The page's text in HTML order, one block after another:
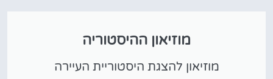
מוזיאון ההיסטוריה
מוזיאון להצגת היסטוריית העיירה